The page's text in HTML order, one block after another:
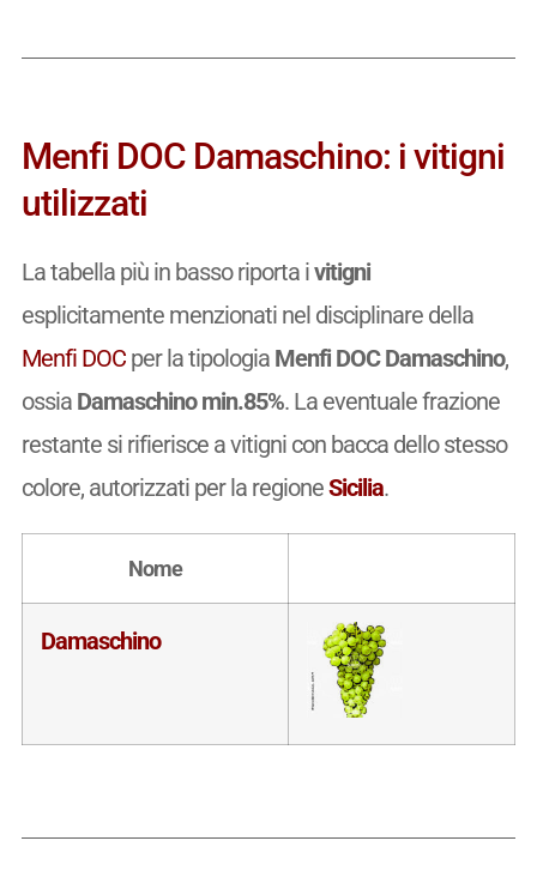
Menfi DOC Damaschino: i vitigni
utilizzati
La tabella più in basso riporta ivitigni
esplicitamente menzionati nel disciplinare della
Menfi DOCper la tipologia Menfi DOC Damaschino,
ossia Damaschino min.85%. La eventuale frazione
restante si rifierisce a vitigni con bacca dello stesso
colore, autorizzati per la regioneSicilia.
Nome
Damaschino